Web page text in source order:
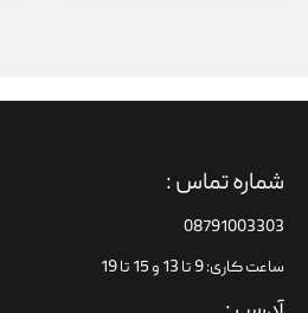
شماره تماس :
08791003303
ساعت کاری: 9 تا 13 و 15 تا 19